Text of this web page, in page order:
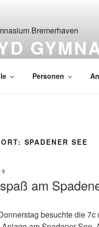
Personen
SPADENER SEE
am
besuchte die